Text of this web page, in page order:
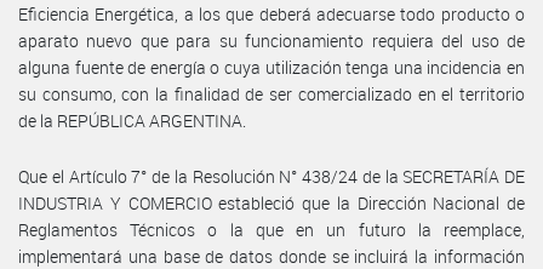
Eficiencia Energética, a los que deberá adecuarse todo producto o
aparato nuevo que para su funcionamiento requiera del uso de
alguna fuente de energía o cuya utilización tenga una incidencia en
su consumo, con la finalidad de ser comercializado en el territorio
de la REPÚBLICA ARGENTINA.
Que el Artículo 7° de la Resolución N° 438/24 de la SECRETARÍA DE
INDUSTRIA Y COMERCIO estableció que la Dirección Nacional de
Reglamentos Técnicos o la que en un futuro la reemplace,
implementará una base de datos donde se incluirá la información